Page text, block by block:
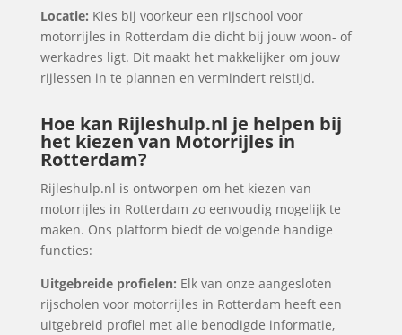
Locatie: Kies bij voorkeur een rijschool voor
motorrijles in Rotterdam die dicht bij jouw woon- of
werkadres ligt. Dit maakt het makkelijker om jouw
rijlessen in te plannen en vermindert reistijd.
Hoe kan Rijleshulp.nl je helpen bij
het kiezen van Motorrijles in
Rotterdam?
Rijleshulp.nl is ontworpen om het kiezen van
motorrijles in Rotterdam zo eenvoudig mogelijk te
maken. Ons platform biedt de volgende handige
functies:
Uitgebreide profielen: Elk van onze aangesloten
rijscholen voor motorrijles in Rotterdam heeft een
uitgebreid profiel met alle benodigde informatie,